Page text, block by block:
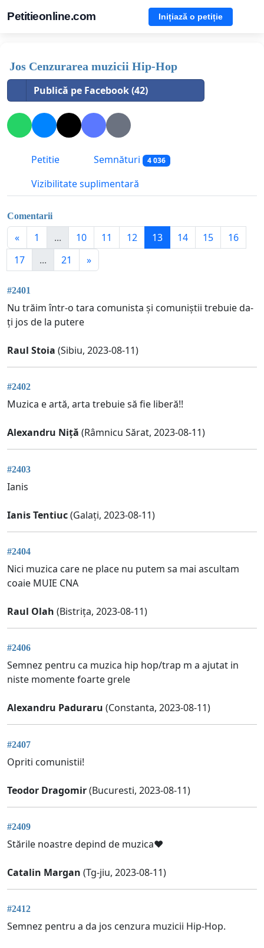
Petitieonline.com Inițiază o petiție
Jos Cenzurarea muzicii Hip-Hop
Publică pe Facebook (42)
Petitie Semnături 4 036
Vizibilitate suplimentară
Comentarii
« 1 ... 10 11 12 13 14 15
16
17
... 21 »
#2401
Nu trăim într-o tara comunista și comuniștii trebuie da-
ți jos de la putere
Raul Stoia (Sibiu, 2023-08-11)
#2402
Muzica e artă, arta trebuie să fie liberă!!
Alexandru Niță (Râmnicu Sărat, 2023-08-11)
#2403
Ianis
Ianis Tentiuc(Galați, 2023-08-11)
#2404
Nici muzica care ne place nu putem sa mai ascultam
coaie MUIE CNA
Raul Olah (Bistrița, 2023-08-11)
#2406
Semnez pentru ca muzica hip hop/trap m a ajutat in
niste momente foarte grele
Alexandru Paduraru (Constanta, 2023-08-11)
#2407
Opriti comunistii!
Teodor Dragomir(Bucuresti, 2023-08-11)
#2409
Stările noastre depind de muzica❤️
Catalin Margan (Tg-jiu, 2023-08-11)
#2412
Semnez pentru a da jos cenzura muzicii Hip-Hop.